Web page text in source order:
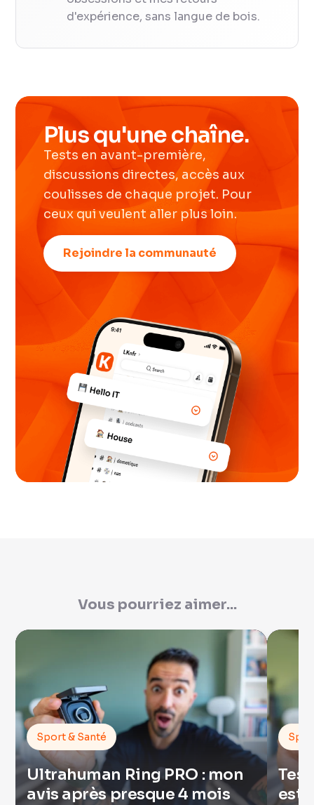
d'expérience, sans langue de bois.
Plus qu'une chaîne.
Tests en avant-première,
discussions directes, accès aux
coulisses de chaque projet. Pour
ceux qui veulent aller plus loin.
Rejoindre la communauté
Vous pourriez aimer...
Sport & Santé
Ultrahuman Ring PRO : mon
avis après presque 4 mois
est